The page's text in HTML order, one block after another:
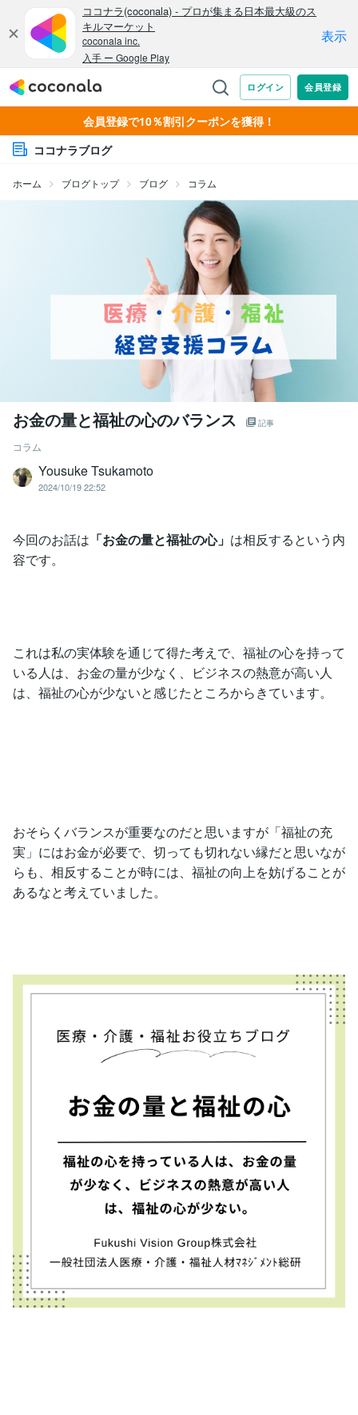
会員登録で10％割引クーポンを獲得！
ココナラブログ
ホーム ブログトップ ブログ コラム
お金の量と福祉の心のバランス 記事
コラム
Yousuke Tsukamoto
2024/10/19 22:52
今回のお話は 「お金の量と福祉の心」 は相反するという内
容です。
これは私の実体験を通じて得た考えで、福祉の心を持って
いる人は、お金の量が少なく、ビジネスの熱意が高い人
は、福祉の心が少ないと感じたところからきています。
おそらくバランスが重要なのだと思いますが「福祉の充
実」にはお金が必要で、切っても切れない縁だと思いなが
らも、相反することが時には、福祉の向上を妨げることが
あるなと考えていました。